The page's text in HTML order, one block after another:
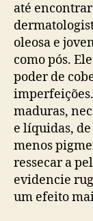
até
oleosa e
como pós.
poder de
maduras,
e líquidas,
menos
ressecar a
evidencie
um efeito